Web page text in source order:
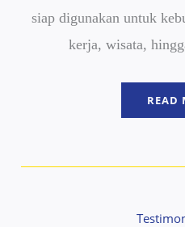
siap digunakan untuk
kerja, wisata,
READ